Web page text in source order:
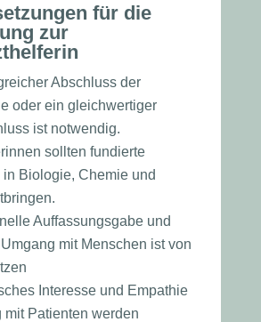
für die
zur
Abschluss der
oder ein gleichwertiger
ist notwendig.
sollten fundierte
in Biologie, Chemie und
Auffassungsgabe und
mit Menschen ist von
Interesse und Empathie
mit Patienten werden